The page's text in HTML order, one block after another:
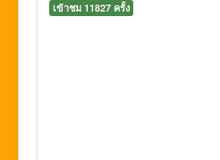
เข้าชม 11827 ครั้ง